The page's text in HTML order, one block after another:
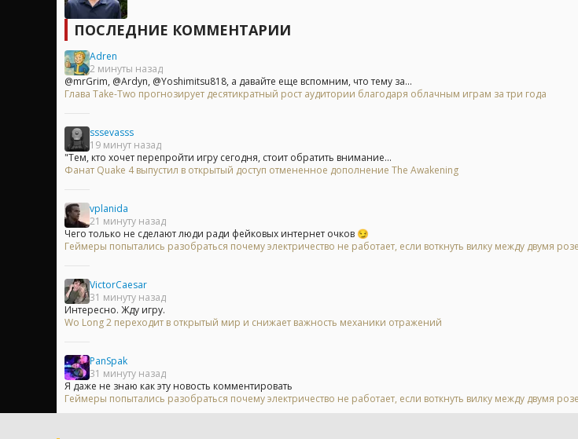
ПОСЛЕДНИЕ КОММЕНТАРИИ
Adren
2 минуты назад
@mrGrim, @Ardyn, @Yoshimitsu818, а давайте еще вспомним, что тему за...
Глава Take-Two прогнозирует десятикратный рост аудитории благодаря облачным играм за три года
sssevasss
19 минут назад
"Тем, кто хочет перепройти игру сегодня, стоит обратить внимание...
Фанат Quake 4 выпустил в открытый доступ отмененное дополнение The Awakening
vplanida
21 минуту назад
Чего только не сделают люди ради фейковых интернет очков 😏
Геймеры попытались разобраться почему электричество не работает, если воткнуть вилку между двумя
VictorCaesar
31 минуту назад
Интересно. Жду игру.
Wo Long 2 переходит в открытый мир и снижает важность механики отражений
PanSpak
31 минуту назад
Я даже не знаю как эту новость комментировать
Геймеры попытались разобраться почему электричество не работает, если воткнуть вилку между двумя